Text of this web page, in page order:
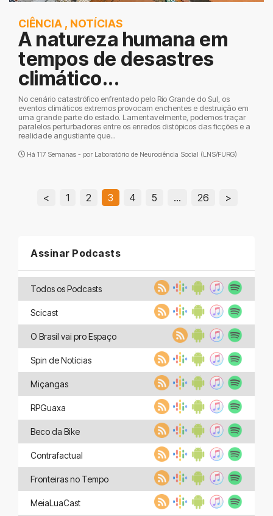
CIÊNCIA , NOTÍCIAS
A natureza humana em
tempos de desastres
climático...
No cenário catastrófico enfrentado pelo Rio Grande do Sul, os
eventos climáticos extremos provocam enchentes e destruição em
uma grande parte do estado. Lamentavelmente, podemos traçar
paralelos perturbadores entre os enredos distópicos das ficções e a
realidade angustiante que...
Há 117 Semanas - por Laboratório de Neurociência Social (LNS/FURG)
< 1 2 3 4 5 … 26 >
Assinar Podcasts
Todos os Podcasts
Scicast
O Brasil vai pro Espaço
Spin de Notícias
Miçangas
RPGuaxa
Beco da Bike
Contrafactual
Fronteiras no Tempo
MeiaLuaCast